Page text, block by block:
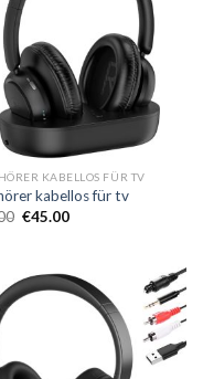
KABELLOS FÜR TV
kabellos für tv
€45.00